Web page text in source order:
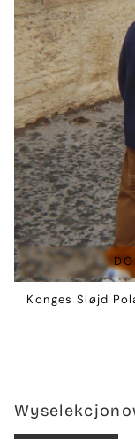
Konges Sløjd